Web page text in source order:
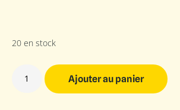
20 en stock
Ajouter au panier